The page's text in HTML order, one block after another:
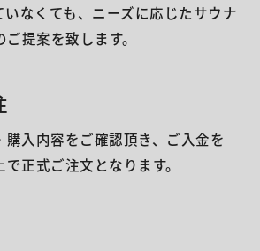
いなくても、ニーズに応じたサウナ
提案を致します。
購入内容をご確認頂き、ご入金を
正式ご注文となります。